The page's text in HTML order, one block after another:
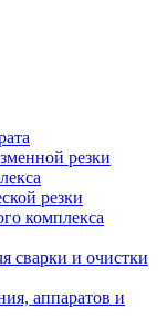
резки
резки
комплекса
сварки и очистки
аппаратов и